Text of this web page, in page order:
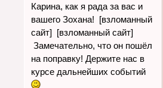
Карина, как я рада за вас и
вашего Зохана! [взломанный
сайт] [взломанный сайт]
Замечательно, что он пошёл
на поправку! Держите нас в
курсе дальнейших событий